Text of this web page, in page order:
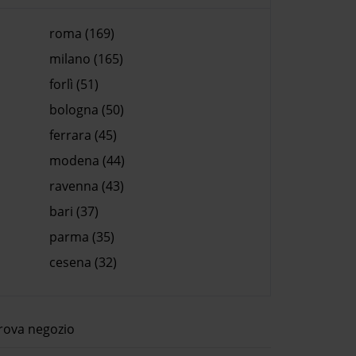
roma (169)
milano (165)
forlì (51)
bologna (50)
ferrara (45)
modena (44)
ravenna (43)
bari (37)
parma (35)
cesena (32)
negozio